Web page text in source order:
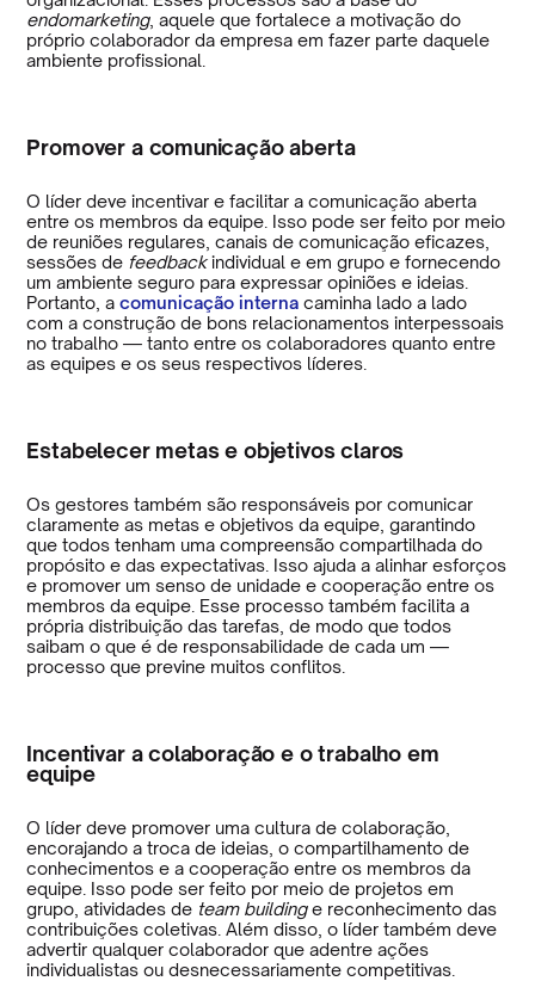
endomarketing, aquele que fortalece a motivação do
próprio colaborador da empresa em fazer parte daquele
ambiente profissional.
Promover a comunicação aberta
O líder deve incentivar e facilitar a comunicação aberta
entre os membros da equipe. Isso pode ser feito por meio
de reuniões regulares, canais de comunicação eficazes,
sessões de feedbackindividual e em grupo e fornecendo
um ambiente seguro para expressar opiniões e ideias.
Portanto, a comunicação interna caminha lado a lado
com a construção de bons relacionamentos interpessoais
no trabalho — tanto entre os colaboradores quanto entre
as equipes e os seus respectivos líderes.
Estabelecer metas e objetivos claros
Os gestores também são responsáveis por comunicar
claramente as metas e objetivos da equipe, garantindo
que todos tenham uma compreensão compartilhada do
propósito e das expectativas. Isso ajuda a alinhar esforços
e promover um senso de unidade e cooperação entre os
membros da equipe. Esse processo também facilita a
própria distribuição das tarefas, de modo que todos
saibam o que é de responsabilidade de cada um —
processo que previne muitos conflitos.
Incentivar a colaboração e o trabalho em
equipe
O líder deve promover uma cultura de colaboração,
encorajando a troca de ideias, o compartilhamento de
conhecimentos e a cooperação entre os membros da
equipe. Isso pode ser feito por meio de projetos em
grupo, atividades de team buildinge reconhecimento das
contribuições coletivas. Além disso, o líder também deve
advertir qualquer colaborador que adentre ações
individualistas ou desnecessariamente competitivas.